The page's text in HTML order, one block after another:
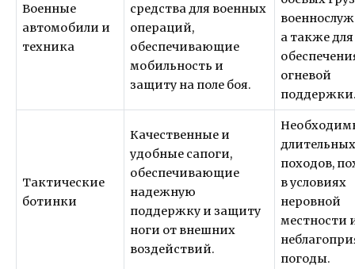
Военные
автомобили и
техника
средства для военных
операций,
обеспечивающие
мобильность и
защиту на поле боя.
а также для
огневой
Тактические
ботинки
Качественные и
удобные сапоги,
обеспечивающие
надежную
поддержку и защиту
ноги от внешних
воздействий.
походов,
в условиях
неровной
местности
погоды.